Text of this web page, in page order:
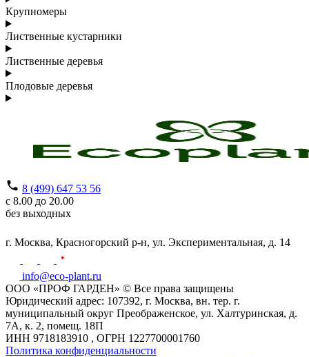
Крупномеры
Лиственные кустарники
Лиственные деревья
Плодовые деревья
8 (499) 647 53 56
с 8.00 до 20.00
без выходных
г. Москва, Красногорский р-н, ул. Экспериментальная, д. 14
info@eco-plant.ru
ООО «ПРОФ ГАРДЕН» © Все права защищены
Юридический адрес: 107392, г. Москва, вн. тер. г.
муниципальный округ Преображенское, ул. Халтуринская, д.
7А, к. 2, помещ. 18П
ИНН 9718183910 , ОГРН 1227700001760
Политика конфиденциальности